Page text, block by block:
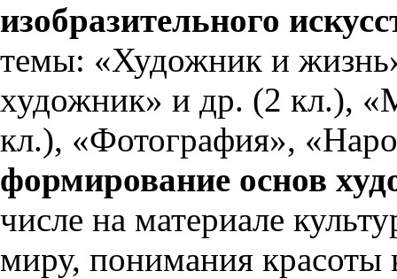
изобразительного
темы: «Художник и
художник» и др. (2 кл.),
кл.), «Фотография»,
формирование основ
числе на материале
миру, понимания красоты